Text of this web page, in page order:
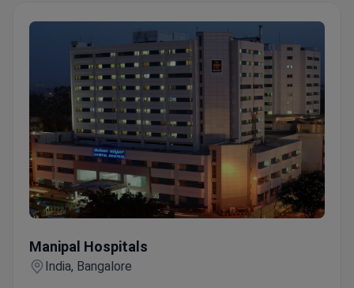
Manipal Hospitals
India, Bangalore